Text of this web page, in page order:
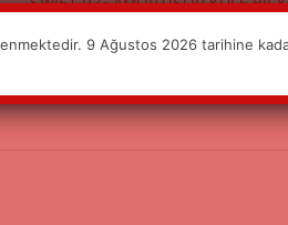
9 Ağustos 2026 tarihine